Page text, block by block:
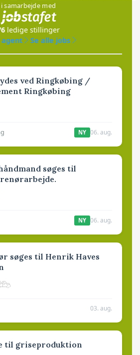
i samarbejde med
ledige stillinger
Se alle jobs
ved Ringkøbing /
Ringkøbing
NY 06. aug.
søges til
NY 06. aug.
søges til Henrik Haves
03. aug.
til griseproduktion